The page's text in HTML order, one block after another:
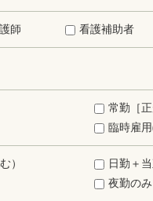
師 看護補助者
常勤［
臨時雇
） 日勤＋
夜勤のみ